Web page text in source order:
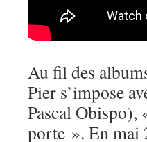
Au fil des
Pier s’impose
Pascal
porte ». En mai